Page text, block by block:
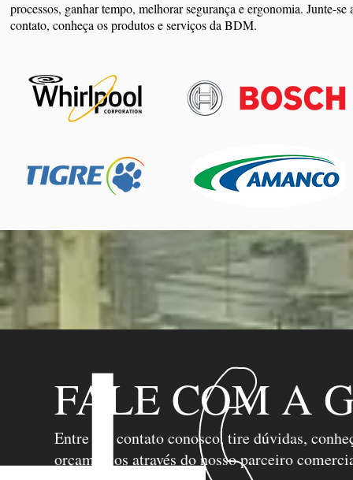
processos, ganhar tempo, melhorar segurança e ergonomia. Junte-se
contato, conheça os produtos e serviços da BDM.
FALE COM A
Entre em contato conosco, tire dúvidas,
orçamentos através do nosso parceiro